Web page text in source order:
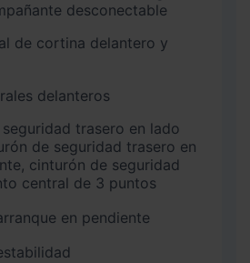
desconectable
delanteros
de seguridad trasero en
cinturón de seguridad
central de 3 puntos
en pendiente